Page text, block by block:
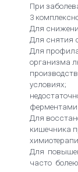
При
3
Для
Для снятия
Для
организма
условиях;
Для
кишечника
Для
часто